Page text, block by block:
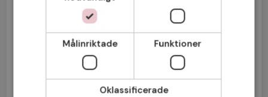
Målinriktade Funktioner
Oklassificerade